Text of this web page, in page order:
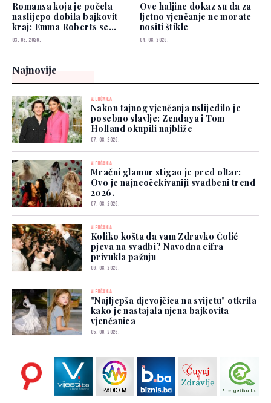
Romansa koja je počela
naslijepo dobila bajkovit
kraj: Emma Roberts se
udala
03. 08. 2026.
Ove haljine dokaz su da za
ljetno vjenčanje ne morate
nositi štikle
04. 08. 2026.
Najnovije
VJENČANJA
Nakon tajnog vjenčanja uslijedilo je
posebno slavlje: Zendaya i Tom
Holland okupili najbliže
07. 08. 2026.
VJENČANJA
Mračni glamur stigao je pred oltar:
Ovo je najneočekivaniji svadbeni trend
2026.
07. 08. 2026.
VJENČANJA
Koliko košta da vam Zdravko Čolić
pjeva na svadbi? Navodna cifra
privukla pažnju
06. 08. 2026.
VJENČANJA
"Najljepša djevojčica na svijetu" otkrila
kako je nastajala njena bajkovita
vjenčanica
05. 08. 2026.